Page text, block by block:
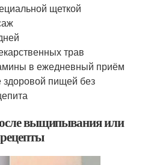
щеткой
трав
в ежедневный приём
здоровой пищей без
выщипывания или